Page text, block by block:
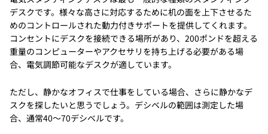
デスクです。様々な高さに対応するために机の面を上下させるた
めのコントロールされた動力付きサポートを提供してくれます。
コンセントにデスクを接続できる場所があり、200ポンドを超える
重量のコンピューターやアクセサリを持ち上げる必要がある場
合、電気調節可能なデスクが適しています。
ただし、静かなオフィスで仕事をしている場合、さらに静かなデ
スクを探したいと思うでしょう。デシベルの範囲は測定した場
合、通常40〜70デシベルです。